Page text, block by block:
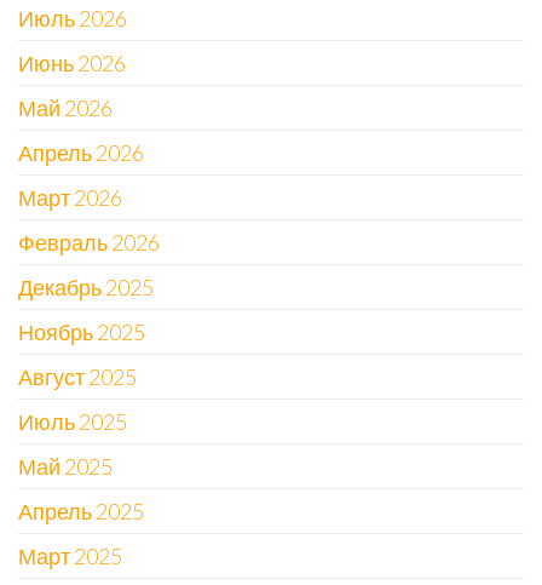
Июль 2026
Июнь 2026
Май 2026
Апрель 2026
Март 2026
Февраль 2026
Декабрь 2025
Ноябрь 2025
Август 2025
Июль 2025
Май 2025
Апрель 2025
Март 2025